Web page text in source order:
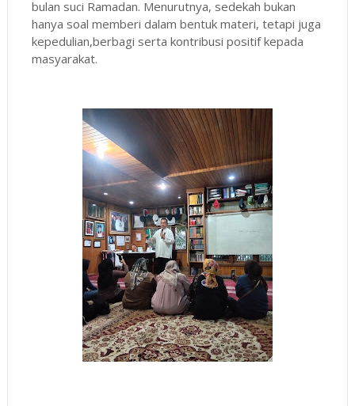
bulan suci Ramadan. Menurutnya, sedekah bukan
hanya soal memberi dalam bentuk materi, tetapi juga
kepedulian,berbagi serta kontribusi positif kepada
masyarakat.